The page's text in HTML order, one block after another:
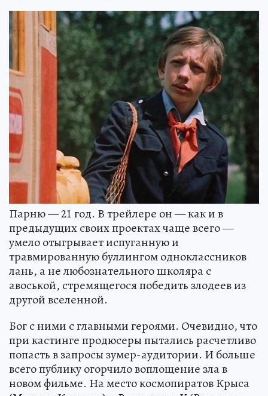
Парню — 21 год. В трейлере он — как и в
предыдущих своих проектах чаще всего —
умело отыгрывает испуганную и
травмированную буллингом одноклассников
лань, а не любознательного школяра с
авоськой, стремящегося победить злодеев из
другой вселенной.
Бог с ними с главными героями. Очевидно, что
при кастинге продюсеры пытались расчетливо
попасть в запросы зумер-аудитории. И больше
всего публику огорчило воплощение зла в
новом фильме. На место космопиратов Крыса